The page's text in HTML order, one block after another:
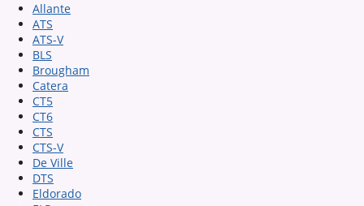
Allante
ATS
ATS-V
BLS
Brougham
Catera
CT5
CT6
CTS
CTS-V
De Ville
DTS
Eldorado